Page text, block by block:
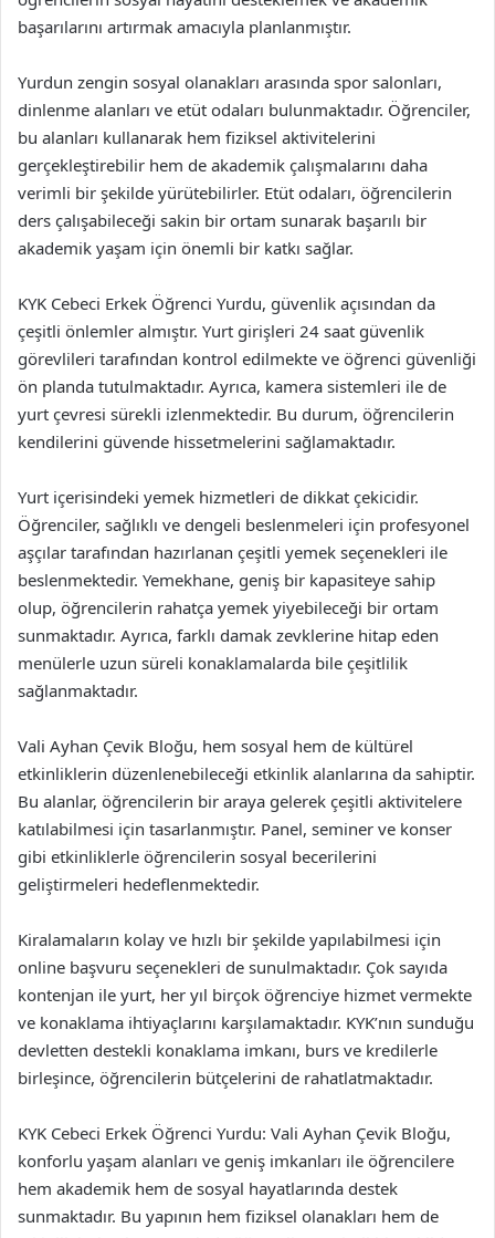
başarılarını artırmak amacıyla planlanmıştır.
Yurdun zengin sosyal olanakları arasında spor salonları,
dinlenme alanları ve etüt odaları bulunmaktadır. Öğrenciler,
bu alanları kullanarak hem fiziksel aktivitelerini
gerçekleştirebilir hem de akademik çalışmalarını daha
verimli bir şekilde yürütebilirler. Etüt odaları, öğrencilerin
ders çalışabileceği sakin bir ortam sunarak başarılı bir
akademik yaşam için önemli bir katkı sağlar.
KYK Cebeci Erkek Öğrenci Yurdu, güvenlik açısından da
çeşitli önlemler almıştır. Yurt girişleri 24 saat güvenlik
görevlileri tarafından kontrol edilmekte ve öğrenci güvenliği
ön planda tutulmaktadır. Ayrıca, kamera sistemleri ile de
yurt çevresi sürekli izlenmektedir. Bu durum, öğrencilerin
kendilerini güvende hissetmelerini sağlamaktadır.
Yurt içerisindeki yemek hizmetleri de dikkat çekicidir.
Öğrenciler, sağlıklı ve dengeli beslenmeleri için profesyonel
aşçılar tarafından hazırlanan çeşitli yemek seçenekleri ile
beslenmektedir. Yemekhane, geniş bir kapasiteye sahip
olup, öğrencilerin rahatça yemek yiyebileceği bir ortam
sunmaktadır. Ayrıca, farklı damak zevklerine hitap eden
menülerle uzun süreli konaklamalarda bile çeşitlilik
sağlanmaktadır.
Vali Ayhan Çevik Bloğu, hem sosyal hem de kültürel
etkinliklerin düzenlenebileceği etkinlik alanlarına da sahiptir.
Bu alanlar, öğrencilerin bir araya gelerek çeşitli aktivitelere
katılabilmesi için tasarlanmıştır. Panel, seminer ve konser
gibi etkinliklerle öğrencilerin sosyal becerilerini
geliştirmeleri hedeflenmektedir.
Kiralamaların kolay ve hızlı bir şekilde yapılabilmesi için
online başvuru seçenekleri de sunulmaktadır. Çok sayıda
kontenjan ile yurt, her yıl birçok öğrenciye hizmet vermekte
ve konaklama ihtiyaçlarını karşılamaktadır. KYK’nın sunduğu
devletten destekli konaklama imkanı, burs ve kredilerle
birleşince, öğrencilerin bütçelerini de rahatlatmaktadır.
KYK Cebeci Erkek Öğrenci Yurdu: Vali Ayhan Çevik Bloğu,
konforlu yaşam alanları ve geniş imkanları ile öğrencilere
hem akademik hem de sosyal hayatlarında destek
sunmaktadır. Bu yapının hem fiziksel olanakları hem de